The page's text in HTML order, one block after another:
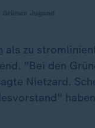
als zu
"Bei den
Nietzard.